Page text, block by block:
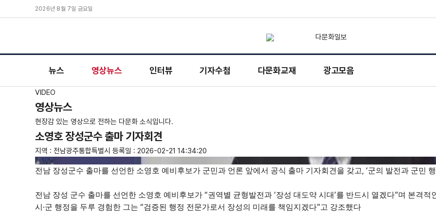
2026년 8월 7일 금요일
뉴스 영상뉴스 인터뷰 기자수첩 다문화교재 광고모음
VIDEO
영상뉴스
현장감 있는 영상으로 전하는 다문화 소식입니다.
소영호 장성군수 출마 기자회견
지역 : 전남광주통합특별시 등록일 : 2026-02-21 14:34:20
▶
전남 장성군수 출마를 선언한 소영호 예비후보가 군민과 언론 앞에서 공식 출마 기자회견을 갖고, ‘군의 발전과 군민
전남 장성 군수 출마를 선언한 소영호 예비후보가 “권역별 균형발전과 ‘장성 대도약 시대’를 반드시 열겠다”며 본격적
시 ·군 행정을 두루 경험한 그는 “검증된 행정 전문가로서 장성의 미래를 책임지겠다”고 강조했다